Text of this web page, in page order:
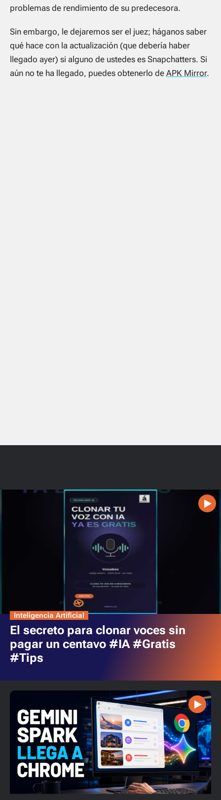
problemas de rendimiento de su predecesora.
Sin embargo, le dejaremos ser el juez; háganos saber
qué hace con la actualización (que debería haber
llegado ayer) si alguno de ustedes es Snapchatters. Si
aún no te ha llegado, puedes obtenerlo de APK Mirror.